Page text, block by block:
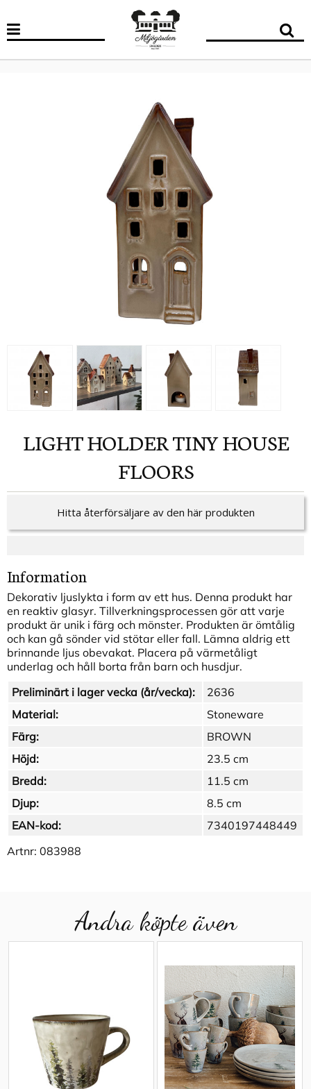
LIGHT HOLDER TINY HOUSE
FLOORS
Hitta återförsäljare av den här produkten
Information
Dekorativ ljuslykta i form av ett hus. Denna produkt har
en reaktiv glasyr. Tillverkningsprocessen gör att varje
produkt är unik i färg och mönster. Produkten är ömtålig
och kan gå sönder vid stötar eller fall. Lämna aldrig ett
brinnande ljus obevakat. Placera på värmetåligt
underlag och håll borta från barn och husdjur.
Preliminärt i lager vecka (år/vecka):
2636
Material:
Stoneware
Färg:
BROWN
Höjd:
23.5 cm
Bredd:
11.5 cm
Djup:
8.5 cm
EAN-kod:
7340197448449
Artnr: 083988
Andra köpte även